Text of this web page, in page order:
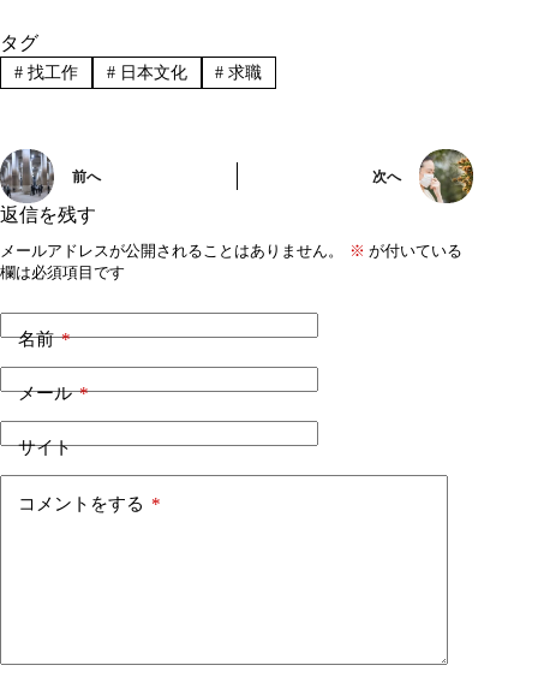
タグ
#找工作 #日本文化 # 求職
前へ 次へ
返信を残す
メールアドレスが公開されることはありません。 ※ が付いている
欄は必須項目です
名前*
メール*
サイト
コメントをする *